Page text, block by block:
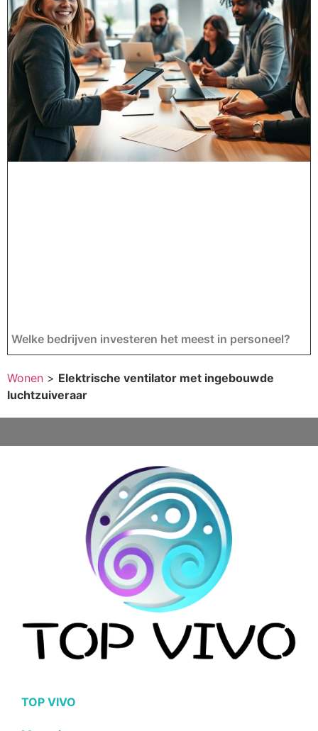
Welke bedrijven investeren het meest in personeel?
Wonen > Elektrische ventilator met ingebouwde
luchtzuiveraar
TOP VIVO